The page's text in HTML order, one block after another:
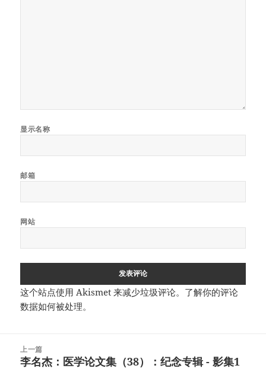
显示名称
邮箱
网站
这个站点使用 Akismet 来减少垃圾评论。 了解你的评论
数据如何被处理。
上一篇
上
李名杰：医学论文集（38）：纪念专辑 - 影集1